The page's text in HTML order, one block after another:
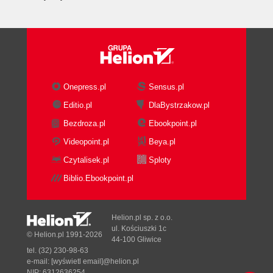
Uprawnione adresy URL (163)
Thymeleaf (164)
Uwierzytelnienie przez Twitter (170)
Konfiguracja uwierzytelnienia
Objaśnienia do kodu (174)
Rozproszone sesje (176)
Protokół SSL (178)
Jeden kanał (179)
Dwa kanały (180)
Za bezpiecznym serwerem (181)
Punkt kontrolny (181)
Podsumowanie (182)
Onepress.pl
Sensus.pl
Editio.pl
DlaBystrzakow.pl
Bezdroza.pl
Ebookpoint.pl
Videopoint.pl
Beya.pl
Czytalisek.pl
Sploty
Biblio.Ebookpoint.pl
© Helion.pl 1991-2026
Helion.pl sp. z o.o.
ul. Kościuszki 1c
44-100 Gliwice
tel. (32) 230-98-63
e-mail: [wyświetl email]@helion.pl